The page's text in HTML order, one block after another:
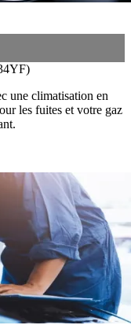
une climatisation en
les fuites et votre gaz